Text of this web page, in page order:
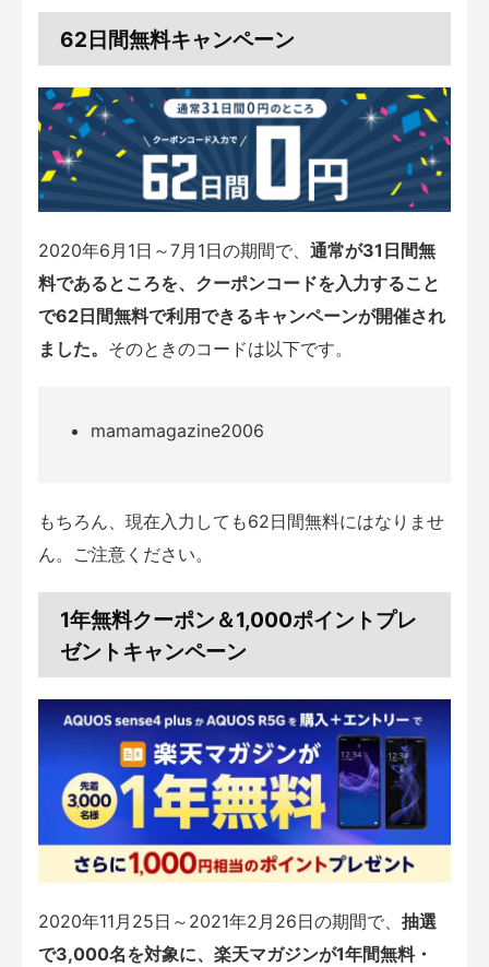
62日間無料キャンペーン
2020年6月1日～7月1日の期間で、 通常が31日間無
料であるところを、クーポンコードを入力すること
で62日間無料で利用できるキャンペーンが開催され
ました。 そのときのコードは以下です。
mamamagazine2006
もちろん、現在入力しても62日間無料にはなりませ
ん。ご注意ください。
1年無料クーポン＆1,000ポイントプレ
ゼントキャンペーン
2020年11月25日～2021年2月26日の期間で、 抽選
で3,000名を対象に、楽天マガジンが1年間無料・